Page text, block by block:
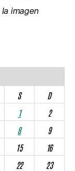
imagen
S
D
1
2
8
9
15
16
22
23